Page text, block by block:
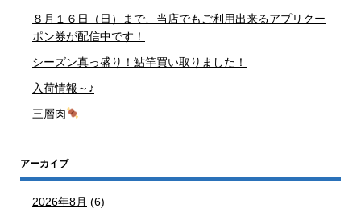
８月１６日（日）まで、当店でもご利用出来るアプリクー
ポン券が配信中です！
シーズン真っ盛り！鮎竿買い取りました！
入荷情報～♪
三層肉
アーカイブ
2026年8月 (6)